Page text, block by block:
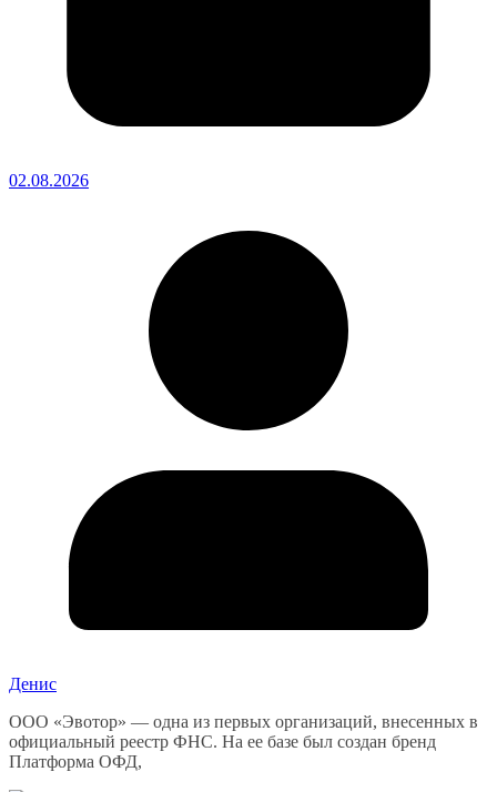
02.08.2026
Денис
ООО «Эвотор» — одна из первых организаций, внесенных в
официальный реестр ФНС. На ее базе был создан бренд
Платформа ОФД,